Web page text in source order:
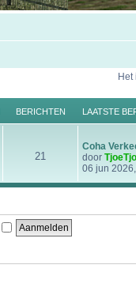
BERICHTEN LAATSTE
21
Coha
door
06 jun